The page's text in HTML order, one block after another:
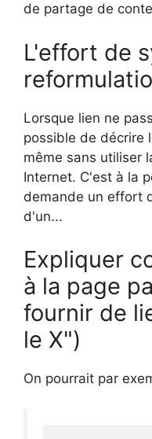
de partage de
L'effort de
Lorsque lien ne
possible de décrire
même sans utiliser
Internet. C'est à la
demande un effort
d'un...
Expliquer
à la page
fournir de
le X")
On pourrait par